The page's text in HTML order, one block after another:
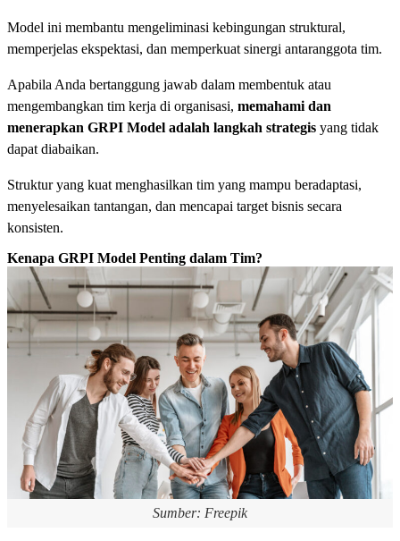
Model ini membantu mengeliminasi kebingungan struktural,
memperjelas ekspektasi, dan memperkuat sinergi antaranggota tim.
Apabila Anda bertanggung jawab dalam membentuk atau
mengembangkan tim kerja di organisasi, memahami dan
menerapkan GRPI Model adalah langkah strategis yang tidak
dapat diabaikan.
Struktur yang kuat menghasilkan tim yang mampu beradaptasi,
menyelesaikan tantangan, dan mencapai target bisnis secara
konsisten.
Kenapa GRPI Model Penting dalam Tim?
Sumber: Freepik